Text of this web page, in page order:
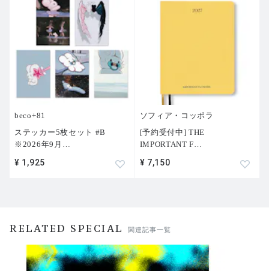
beco+81
ステッカー5枚セット #B
※2026年9月 …
¥ 1,925
ソフィア・コッポラ
[予約受付中] THE
IMPORTANT F…
¥ 7,150
RELATED SPECIAL 関連記事一覧